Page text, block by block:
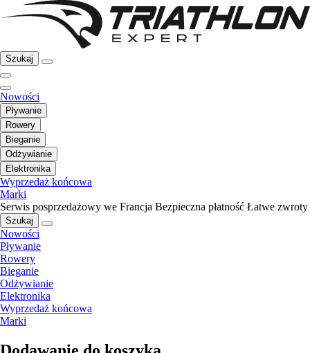
Szukaj
Nowości
Pływanie
Rowery
Bieganie
Odżywianie
Elektronika
Wyprzedaż końcowa
Marki
Serwis posprzedażowy we Francja Bezpieczna płatność Łatwe zwroty
Szukaj
Nowości
Pływanie
Rowery
Bieganie
Odżywianie
Elektronika
Wyprzedaż końcowa
Marki